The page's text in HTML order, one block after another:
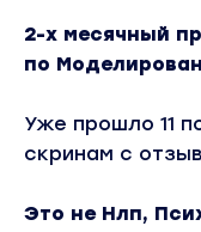
2-х месячный
по
Уже прошло 11
скринам с
Это не Нлп,